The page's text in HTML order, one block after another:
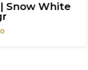
Snow White